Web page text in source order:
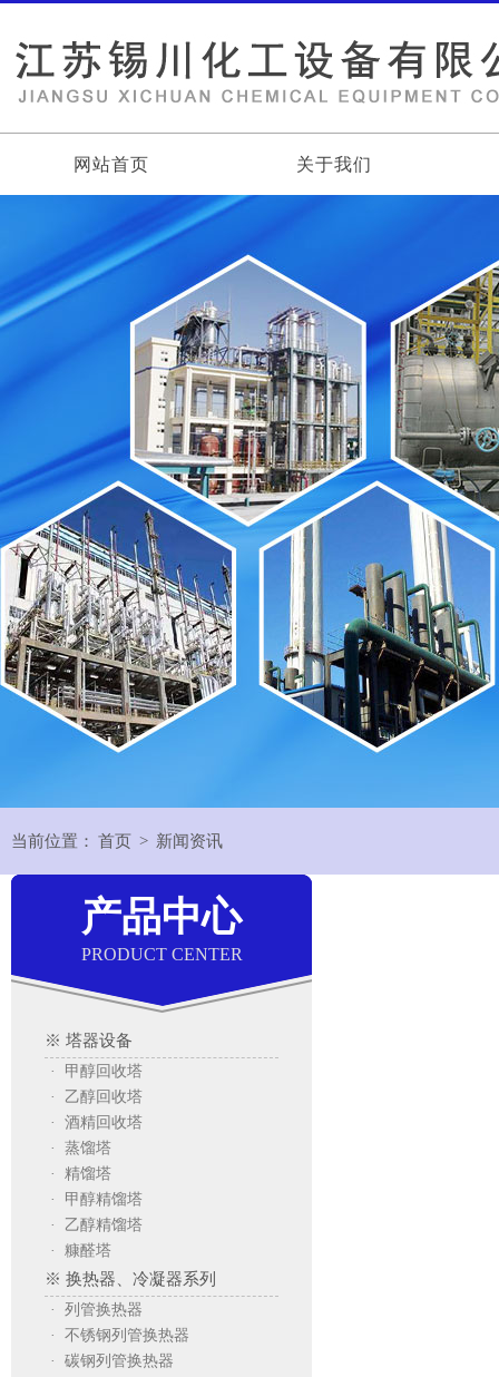
网站首页 关于我们
当前位置： 首页 > 新闻资讯
产品中心
PRODUCT CENTER
※ 塔器设备
· 甲醇回收塔
· 乙醇回收塔
· 酒精回收塔
· 蒸馏塔
· 精馏塔
· 甲醇精馏塔
· 乙醇精馏塔
· 糠醛塔
※ 换热器、冷凝器系列
· 列管换热器
· 不锈钢列管换热器
· 碳钢列管换热器